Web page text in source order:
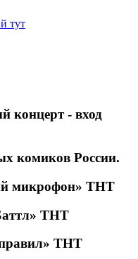
тут
концерт - вход
комиков России.
микрофон» ТНТ
ТНТ
ТНТ